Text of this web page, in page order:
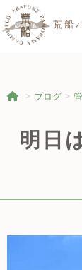
荒船
ブログ
明日